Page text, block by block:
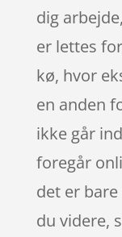
dig
er lettes
kø, hvor
en anden
ikke går
foregår
det er
du videre,